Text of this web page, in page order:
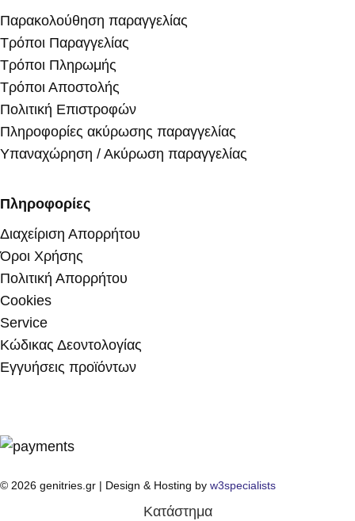
Παρακολούθηση παραγγελίας
Τρόποι Παραγγελίας
Τρόποι Πληρωμής
Τρόποι Αποστολής
Πολιτική Επιστροφών
Πληροφορίες ακύρωσης παραγγελίας
Υπαναχώρηση / Ακύρωση παραγγελίας
Πληροφορίες
Διαχείριση Απορρήτου
Όροι Χρήσης
Πολιτική Απορρήτου
Cookies
Service
Κώδικας Δεοντολογίας
Εγγυήσεις προϊόντων
© 2026 genitries.gr | Design & Hosting by w3specialists
Κατάστημα